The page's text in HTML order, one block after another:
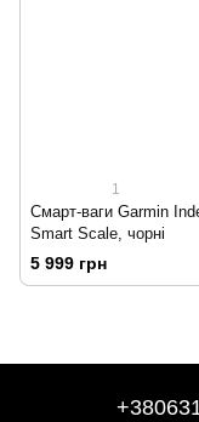
1
Смарт-ваги Garmin
Smart Scale, чорні
5 999 грн